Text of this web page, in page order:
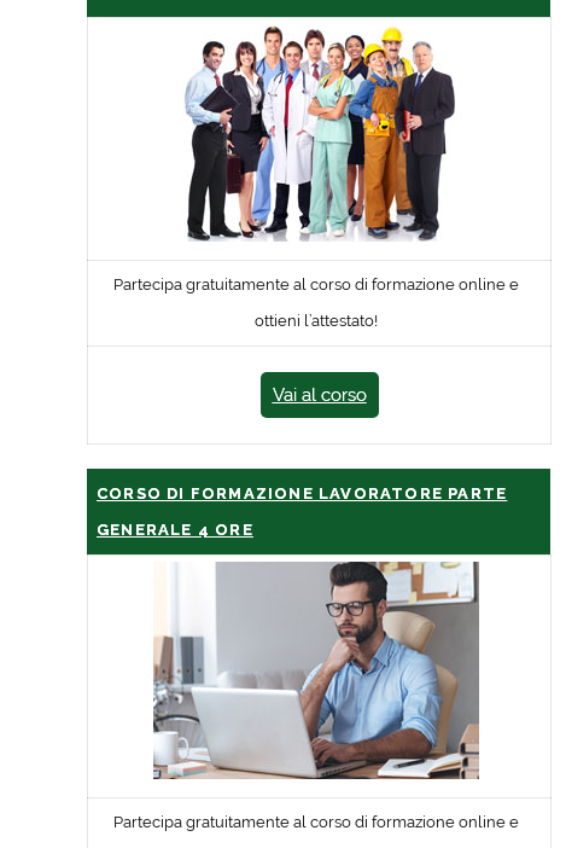
Partecipa gratuitamente al corso di formazione online e
ottieni l’attestato!
Vai al corso
CORSO DI FORMAZIONE LAVORATORE PARTE
GENERALE 4 ORE
Partecipa gratuitamente al corso di formazione online e